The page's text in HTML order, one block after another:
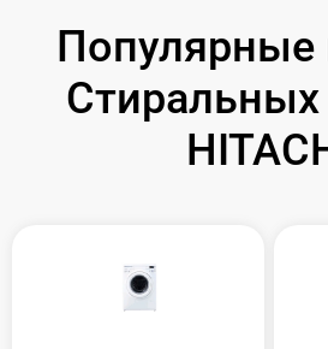
Популярные